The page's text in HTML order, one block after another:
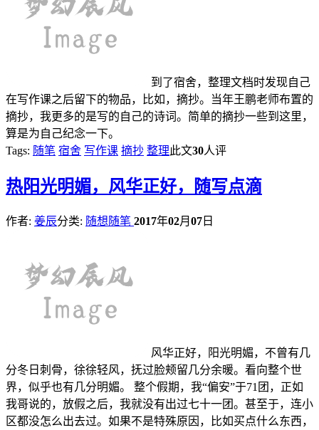
到了宿舍，整理文档时发现自己
在写作课之后留下的物品，比如，摘抄。当年王鹏老师布置的
摘抄，我更多的是写的自己的诗词。简单的摘抄一些到这里，
算是为自己纪念一下。
Tags: 随笔 宿舍 写作课 摘抄 整理此文30人评
热阳光明媚，风华正好，随写点滴
作者: 姜辰分类: 随想随笔 2017年02月 07 日
风华正好，阳光明媚，不曾有几
分冬日刺骨，徐徐轻风，抚过脸颊留几分余暖。看向整个世
界，似乎也有几分明媚。 整个假期，我“偏安”于71团，正如
我哥说的，放假之后，我就没有出过七十一团。甚至于，连小
区都没怎么出去过。如果不是特殊原因，比如买点什么东西，